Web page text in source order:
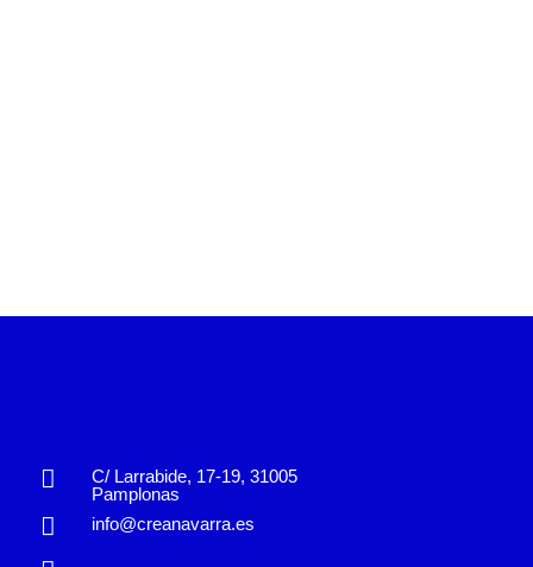
C/ Larrabide, 17-19, 31005
Pamplonas
info@creanavarra.es